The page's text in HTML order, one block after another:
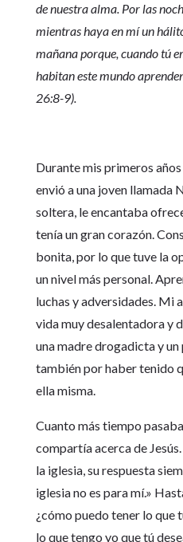
de nuestra alma. Por las
mientras haya en mí un
mañana porque, cuando tú
habitan este mundo
26:8-9).
Durante mis primeros
envió a una joven llamada
soltera, le encantaba
tenía un gran corazón.
bonita, por lo que tuve la
un nivel más personal.
luchas y adversidades. Mi
vida muy desalentadora y
una madre drogadicta y un
también por haber tenido
ella misma.
Cuanto más tiempo
compartía acerca de
la iglesia, su respuesta
iglesia no es para mí.»
¿cómo puedo tener lo que
lo que tengo yo que tú